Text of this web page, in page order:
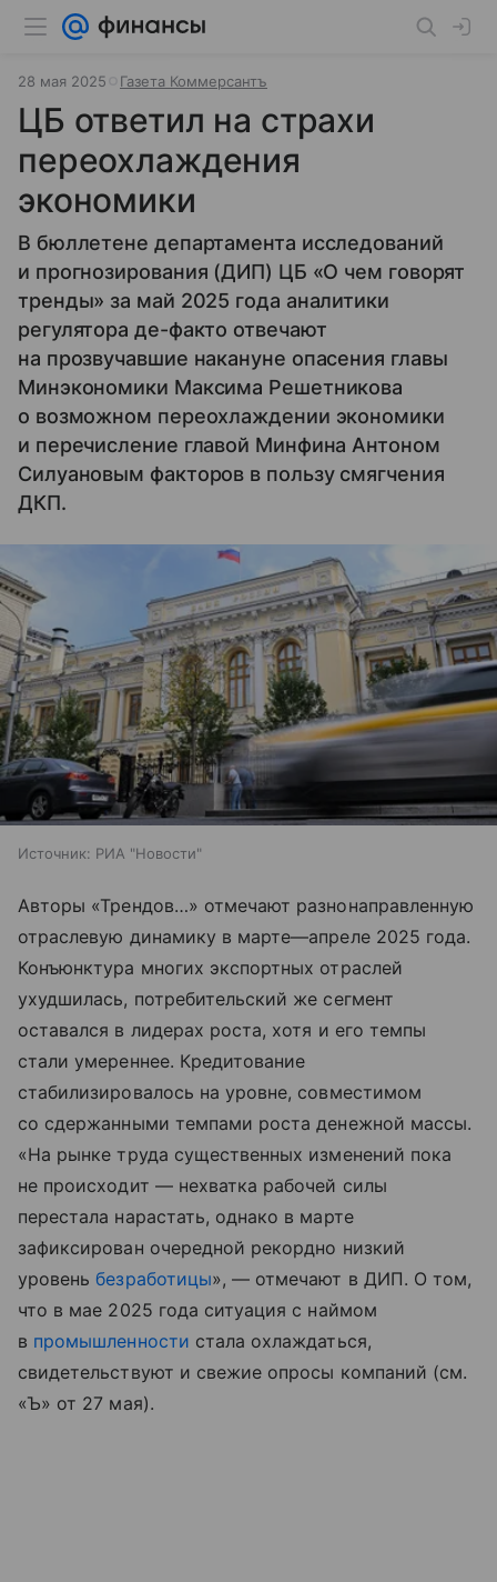
28 мая 2025 Газета Коммерсантъ
ЦБ ответил на страхи
переохлаждения
экономики
В бюллетене департамента исследований
и прогнозирования (ДИП) ЦБ «О чем говорят
тренды» за май 2025 года аналитики
регулятора де-факто отвечают
на прозвучавшие накануне опасения главы
Минэкономики Максима Решетникова
о возможном переохлаждении экономики
и перечисление главой Минфина Антоном
Силуановым факторов в пользу смягчения
ДКП.
Источник: РИА "Новости"
Авторы «Трендов…» отмечают разнонаправленную
отраслевую динамику в марте—апреле 2025 года.
Конъюнктура многих экспортных отраслей
ухудшилась, потребительский же сегмент
оставался в лидерах роста, хотя и его темпы
стали умереннее. Кредитование
стабилизировалось на уровне, совместимом
со сдержанными темпами роста денежной массы.
«На рынке труда существенных изменений пока
не происходит — нехватка рабочей силы
перестала нарастать, однако в марте
зафиксирован очередной рекордно низкий
уровеньбезработицы», — отмечают в ДИП. О том,
что в мае 2025 года ситуация с наймом
в промышленности стала охлаждаться,
свидетельствуют и свежие опросы компаний (см.
«Ъ» от 27 мая).